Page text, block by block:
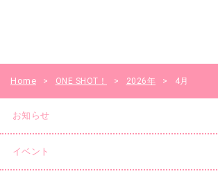
Home > ONE SHOT！ > 2026年 > 4月
お知らせ
イベント